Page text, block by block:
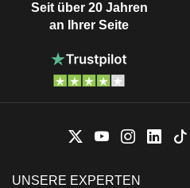
Seit über 20 Jahren
an Ihrer Seite
UNSERE EXPERTEN